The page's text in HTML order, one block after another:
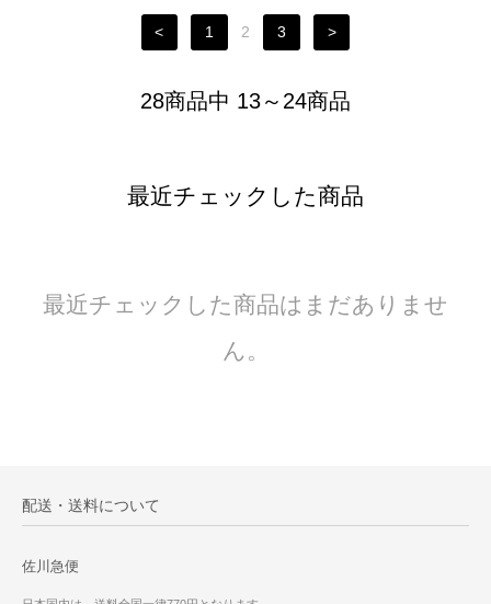
< 1 2 3 >
28商品中 13～24商品
最近チェックした商品
最近チェックした商品はまだありませ
ん。
配送・送料について
佐川急便